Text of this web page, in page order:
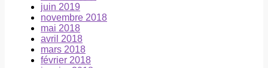
juin 2019
novembre 2018
mai 2018
avril 2018
mars 2018
février 2018